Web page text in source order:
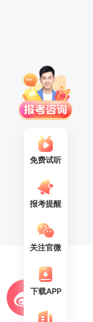
免费试听
报考提醒
关注官微
下载APP